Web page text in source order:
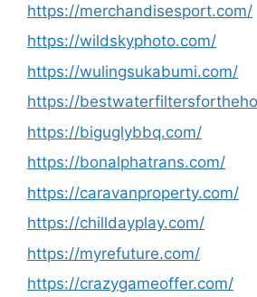
https://merchandisesport.com/
https://wildskyphoto.com/
https://wulingsukabumi.com/
https://
https://biguglybbq.com/
https://bonalphatrans.com/
https://caravanproperty.com/
https://chilldayplay.com/
https://myrefuture.com/
https://crazygameoffer.com/